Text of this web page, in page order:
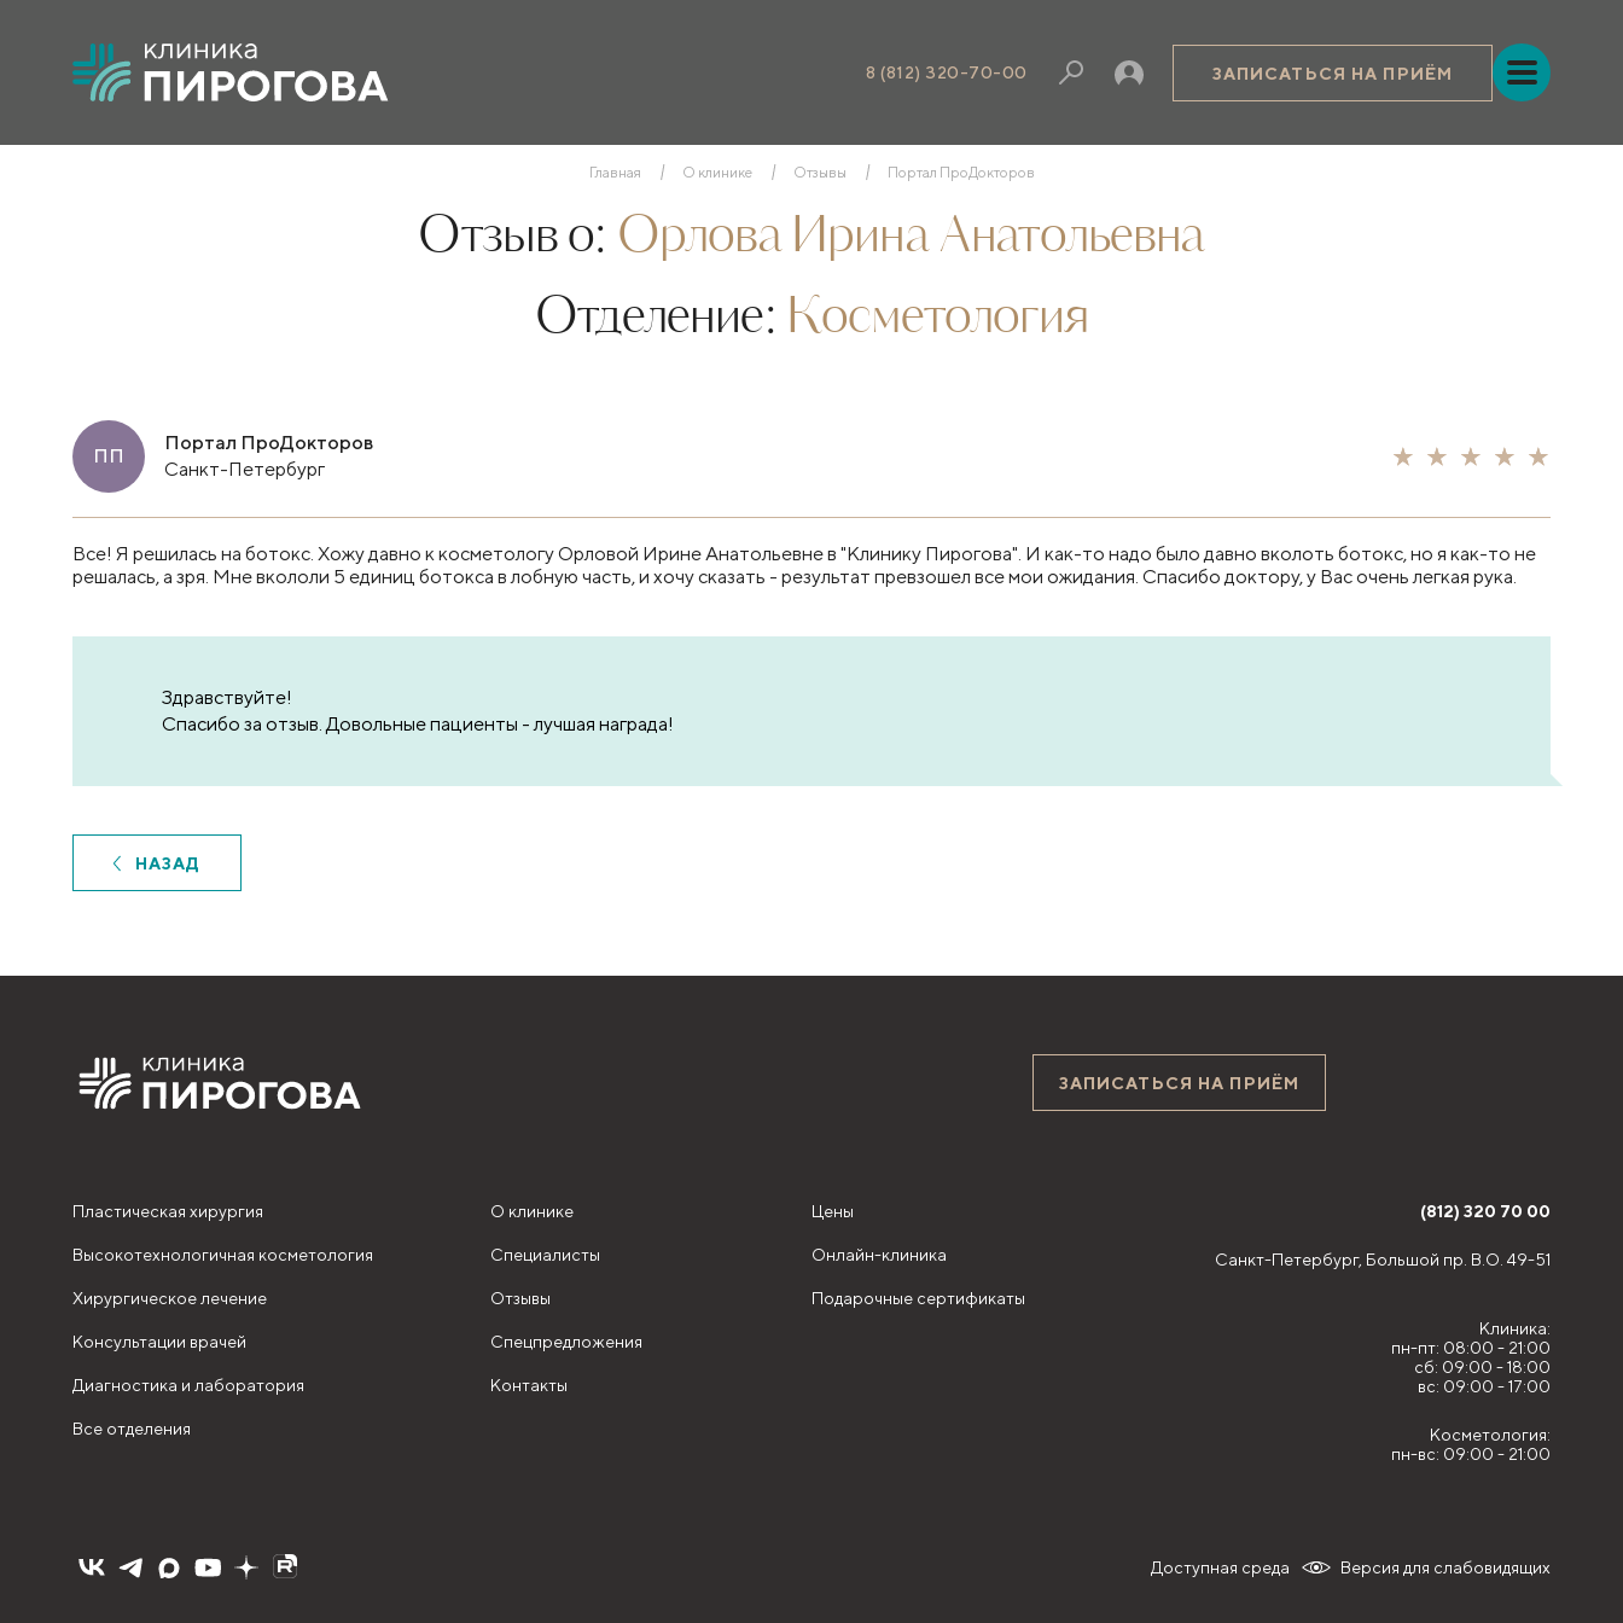
8 (812) 320-70-00 ЗАПИСАТЬСЯ НА ПРИЁМ
Главная О клинике Отзывы Портал ПроДокторов
Отзыв о: Орлова Ирина Анатольевна
Отделение: Косметология
ПП
Портал ПроДокторов
Санкт-Петербург
Все! Я решилась на ботокс​. Хожу давно к косметологу Орловой Ирине Анатольевне в "Клинику Пирогова". И как-то надо было давно вколоть ботокс, но я как-то не
решалась, а зря. Мне вкололи 5 единиц ботокса в лобную часть, и хочу сказать - результат превзошел все мои ожидания. Спасибо доктору, у Вас очень легкая рука.
Здравствуйте!
Спасибо за отзыв. Довольные пациенты - лучшая награда!
НАЗАД
ЗАПИСАТЬСЯ НА ПРИЁМ
Пластическая хирургия
Высокотехнологичная косметология
Хирургическое лечение
Консультации врачей
Диагностика и лаборатория
Все отделения
О клинике
Специалисты
Отзывы
Спецпредложения
Контакты
Цены
Онлайн-клиника
Подарочные сертификаты
(812) 320 70 00
Санкт-Петербург, Большой пр. В.О. 49-51
Клиника:
пн-пт: 08:00 - 21:00
сб: 09:00 - 18:00
вс: 09:00 - 17:00
Косметология:
пн-вс: 09:00 - 21:00
Версия для слабовидящих
Доступная среда